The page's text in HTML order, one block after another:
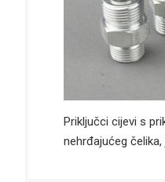
Priključci cijevi s
nehrđajućeg